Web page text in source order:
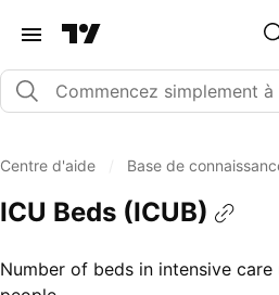
Centre d'aide Base de
ICU Beds (ICUB)
Number of beds in intensive